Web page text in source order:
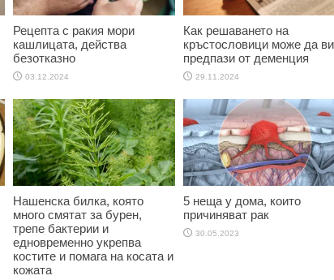
Рецепта с ракия мори
кашлицата, действа
безотказно
03.12.2024
Как решаването на
кръстословици може да ви
предпази от деменция
29.11.2024
Нашенска билка, която
много смятат за бурен,
трепе бактерии и
едновременно укрепва
костите и помага на косата и
кожата
5 неща у дома, които
причиняват рак
30.05.2023